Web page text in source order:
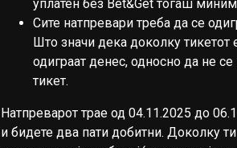
уплатен без Bet&Get тогаш
Сите натпревари треба да се
Што значи дека доколку тикетот
одиграат денес, односно да не
тикет.
Натпреварот трае од 04.11.2025 до
и бидете два пати добитни. Доколку